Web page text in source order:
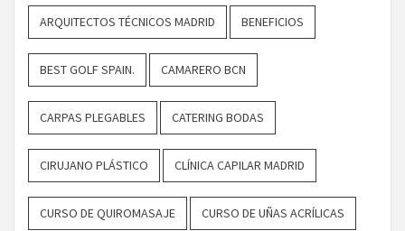
ARQUITECTOS TÉCNICOS MADRID BENEFICIOS
BEST GOLF SPAIN. CAMARERO BCN
CARPAS PLEGABLES CATERING BODAS
CIRUJANO PLÁSTICO CLÍNICA CAPILAR MADRID
CURSO DE QUIROMASAJE CURSO DE UÑAS ACRÍLICAS